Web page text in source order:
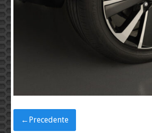
← Precedente